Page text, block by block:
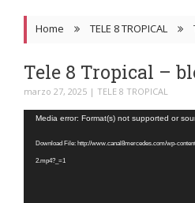
Home TELE 8 TROPICAL
Tele 8 Tropical –
marzo 27, 2025 | TELE 8 TROPICAL
Reproductor
Media error: Format(s) not supported or
Download File: http://www.canal8mercedes.com/wp-
2.mp4?_=1